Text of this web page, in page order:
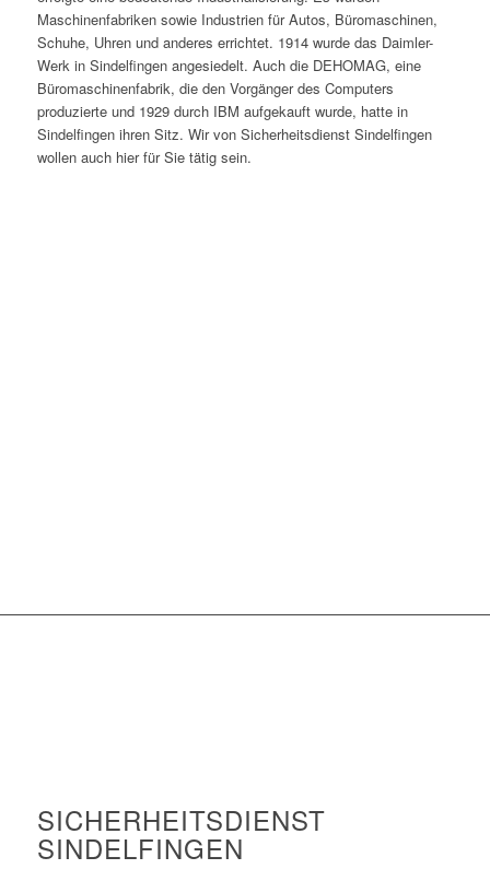
Maschinenfabriken sowie Industrien für Autos, Büromaschinen,
Schuhe, Uhren und anderes errichtet. 1914 wurde das Daimler-
Werk in Sindelfingen angesiedelt. Auch die DEHOMAG, eine
Büromaschinenfabrik, die den Vorgänger des Computers
produzierte und 1929 durch IBM aufgekauft wurde, hatte in
Sindelfingen ihren Sitz. Wir von Sicherheitsdienst Sindelfingen
wollen auch hier für Sie tätig sein.
SICHERHEITSDIENST
SINDELFINGEN